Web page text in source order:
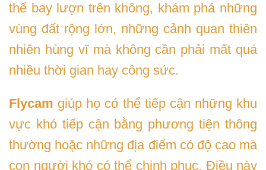
thể bay lượn trên không, khám phá những
vùng đất rộng lớn, những cảnh quan thiên
nhiên hùng vĩ mà không cần phải mất quá
nhiều thời gian hay công sức.
Flycam giúp họ có thể tiếp cận những khu
vực khó tiếp cận bằng phương tiện thông
thường hoặc những địa điểm có độ cao mà
con người khó có thể chinh phục. Điều này